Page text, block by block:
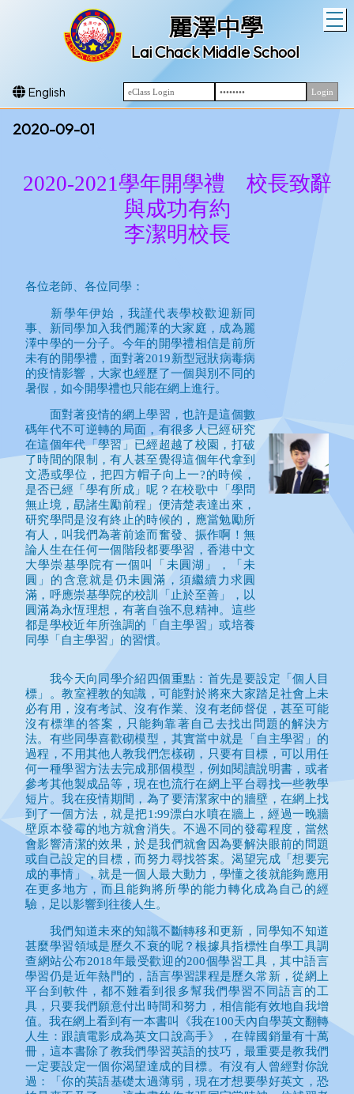
麗澤中學
Lai Chack Middle School
English
2020-09-01